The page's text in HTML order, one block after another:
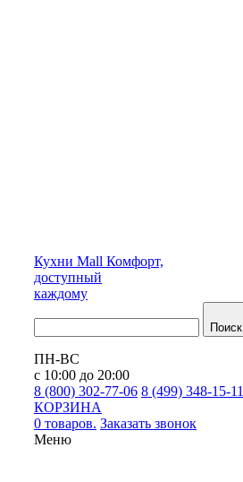
Кухни Mall Комфорт,
доступный
каждому
Поиск
ПН-ВС
с 10:00 до 20:00
8 (800) 302-77-06 8 (499) 348-15-11
КОРЗИНА
0 товаров. Заказать звонок
Меню